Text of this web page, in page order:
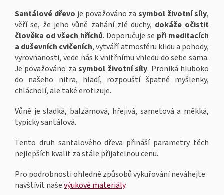
Santálové dřevo je považováno zasymbol životní síly,
věří se, že jeho vůně zahání zlé duchy, dokáže očistit
člověka od všech hříchů. Doporučuje se při meditacích
a duševních cvičeních, vytváří atmosféru klidu a pohody,
vyrovnanosti, vede nás k vnitřnímu vhledu do sebe sama.
Je považováno zasymbol životní síly. Proniká hluboko
do našeho nitra, hladí, rozpouští špatné myšlenky,
chlácholí, ale také erotizuje.
Vůně je sladká, balzámová, hřejivá, sametová a měkká,
typicky santálová.
Tento druh santalového dřeva přináší parametry těch
nejlepších kvalit za stále přijatelnou cenu.
Pro podrobnosti ohledně způsobů vykuřování neváhejte
navštívit naševýukové materiály.